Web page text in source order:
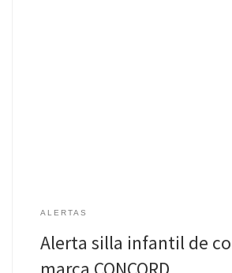
ALERTAS
Alerta silla infantil de
marca CONCORD